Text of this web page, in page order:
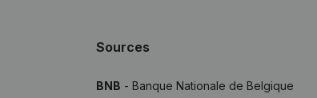
Sources
BNB - Banque Nationale de Belgique